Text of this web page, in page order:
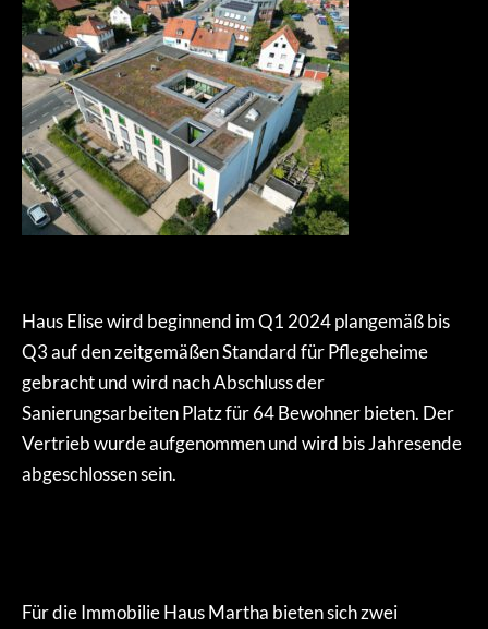
Haus Elise wird beginnend im Q1 2024 plangemäß bis
Q3 auf den zeitgemäßen Standard für Pflegeheime
gebracht und wird nach Abschluss der
Sanierungsarbeiten Platz für 64 Bewohner bieten. Der
Vertrieb wurde aufgenommen und wird bis Jahresende
abgeschlossen sein.
Für die Immobilie Haus Martha bieten sich zwei